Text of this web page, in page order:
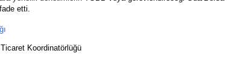
etti.
Koordinatörlüğü